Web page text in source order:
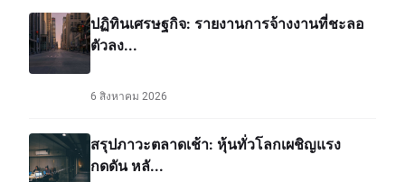
ปฏิทินเศรษฐกิจ: รายงานการจ้างงานที่ชะลอ
ตัวลง...
6 สิงหาคม 2026
สรุปภาวะตลาดเช้า: หุ้นทั่วโลกเผชิญแรง
กดดัน หลั...